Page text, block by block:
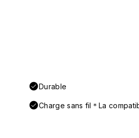
Durable
Charge sans fil＊La